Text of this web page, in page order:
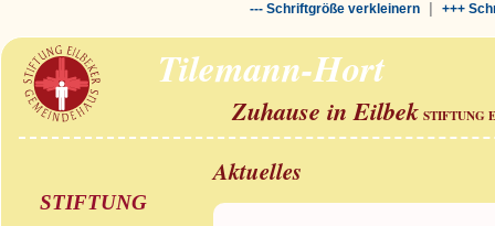
--- Schriftgröße verkleinern| +++
Tilemann-Hort
Zuhause in Eilbek STIFTUNG
STIFTUNG
Aktuelles